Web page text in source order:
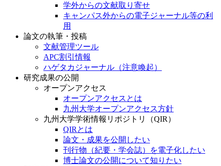
学外からの文献取り寄せ
キャンパス外からの電子ジャーナル等の利
用
論文の執筆・投稿
文献管理ツール
APC割引情報
ハゲタカジャーナル（注意喚起）
研究成果の公開
オープンアクセス
オープンアクセスとは
九州大学オープンアクセス方針
九州大学学術情報リポジトリ（QIR）
QIRとは
論文・成果を公開したい
刊行物（紀要・学会誌）を電子化したい
博士論文の公開について知りたい